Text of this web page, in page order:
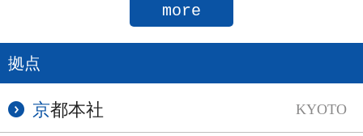
more
拠点
京都本社 KYOTO